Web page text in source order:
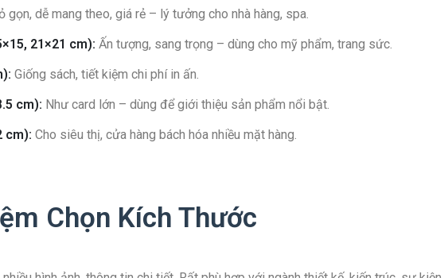
gọn, dễ mang theo, giá rẻ – lý tưởng cho nhà hàng, spa.
21×21 cm): Ấn tượng, sang trọng – dùng cho mỹ phẩm, trang sức.
Giống sách, tiết kiệm chi phí in ấn.
cm): Như card lớn – dùng để giới thiệu sản phẩm nổi bật.
cm): Cho siêu thị, cửa hàng bách hóa nhiều mặt hàng.
Chọn Kích Thước